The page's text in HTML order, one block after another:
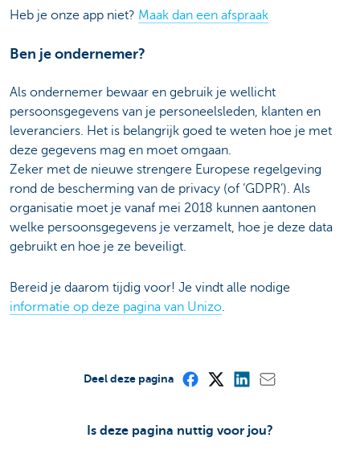
Heb je onze app niet? Maak dan een afspraak
Ben je ondernemer?
Als ondernemer bewaar en gebruik je wellicht
persoonsgegevens van je personeelsleden, klanten en
leveranciers. Het is belangrijk goed te weten hoe je met
deze gegevens mag en moet omgaan.
Zeker met de nieuwe strengere Europese regelgeving
rond de bescherming van de privacy (of ‘GDPR’). Als
organisatie moet je vanaf mei 2018 kunnen aantonen
welke persoonsgegevens je verzamelt, hoe je deze data
gebruikt en hoe je ze beveiligt.
Bereid je daarom tijdig voor! Je vindt alle nodige
informatie op deze pagina van Unizo.
Is deze pagina nuttig voor jou?
Deel deze pagina